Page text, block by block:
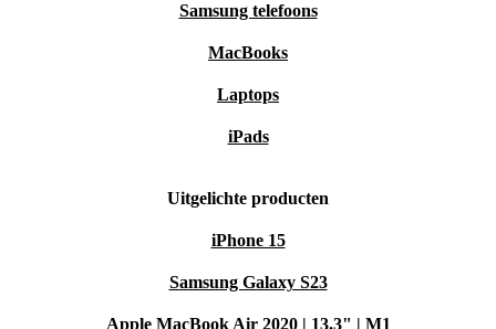
Samsung telefoons
MacBooks
Laptops
iPads
Uitgelichte producten
iPhone 15
Samsung Galaxy S23
Apple MacBook Air 2020 | 13.3" | M1